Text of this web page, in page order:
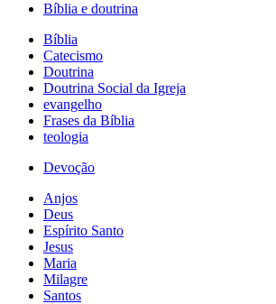
Bíblia e doutrina
Bíblia
Catecismo
Doutrina
Doutrina Social da Igreja
evangelho
Frases da Bíblia
teologia
Devoção
Anjos
Deus
Espírito Santo
Jesus
Maria
Milagre
Santos